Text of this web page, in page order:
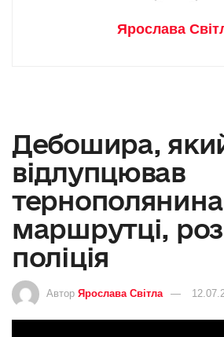
Ярослава
Дебошира,
відлупцював
маршрутці,
поліція
Автор Ярослава Світла